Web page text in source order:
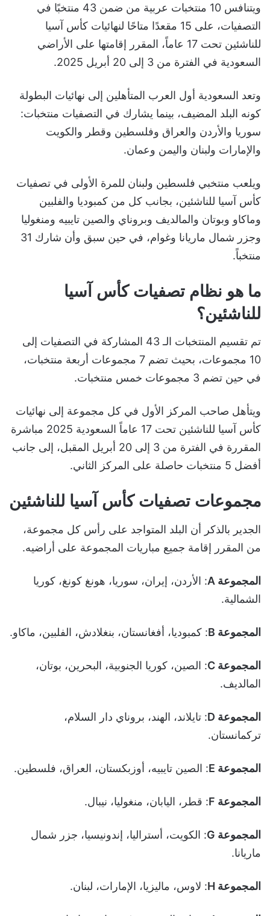
ويتنافس 10 منتخبات عربية من ضمن 43 منتخبًا في
التصفيات، على 15 مقعدًا متاحًا لنهائيات كأس آسيا
للناشئين تحت 17 عاماً، المقرر إقامتها على الأراضي
السعودية في الفترة من 3 إلى 20 أبريل 2025.
وتعد السعودية أول العرب المتأهلين إلى نهائيات البطولة
كونه البلد المضيف، بينما يشارك في التصفيات منتخبات:
سوريا والأردن والعراق وفلسطين وقطر والكويت
والإمارات ولبنان واليمن وعمان.
ويلعب منتخبي فلسطين ولبنان للمرة الأولى في تصفيات
كأس آسيا للناشئين، بجانب كل من كمبوديا والفلبين
وماكاو وبوتان والمالديف وبروناي والصين تايبيه ومنغوليا
وجزر شمال ماريانا وغوام، في حين سبق وأن شارك 31
منتخباً.
ما هو نظام تصفيات كأس آسيا
للناشئين؟
تم تقسيم المنتخبات الـ 43 المشاركة في التصفيات إلى
10 مجموعات، بحيث تضم 7 مجموعات أربعة منتخبات،
في حين تضم 3 مجموعات خمس منتخبات.
ويتأهل صاحب المركز الأول في كل مجموعة إلى نهائيات
كأس آسيا للناشئين تحت 17 عاماً السعودية 2025 مباشرة
المقررة في الفترة من 3 إلى 20 أبريل المقبل، إلى جانب
أفضل 5 منتخبات حاصلة على المركز الثاني.
مجموعات تصفيات كأس آسيا للناشئين
الجدير بالذكر أن البلد المتواجد على رأس كل مجموعة،
من المقرر إقامة جميع مباريات المجموعة على أراضيه.
المجموعة A
: الأردن، إيران، سوريا، هونغ كونغ، كوريا
الشمالية.
المجموعة B : كمبوديا، أفغانستان، بنغلادش، الفلبين، ماكاو.
المجموعة C
: الصين، كوريا الجنوبية، البحرين، بوتان،
المالديف.
المجموعة D
: تايلاند، الهند، بروناي دار السلام،
تركمانستان.
المجموعة E : الصين تايبيه، أوزبكستان، العراق، فلسطين.
المجموعة F : قطر، اليابان، منغوليا، نيبال.
المجموعة G
: الكويت، أستراليا، إندونيسيا، جزر شمال
ماريانا.
المجموعة H : لاوس، ماليزيا، الإمارات، لبنان.